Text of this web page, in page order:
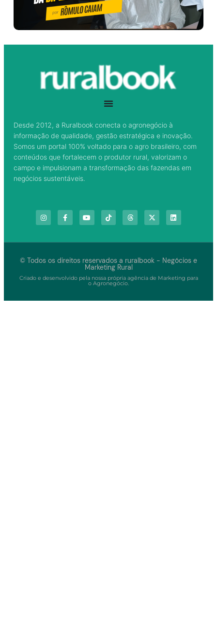
Desde 2012, a Ruralbook conecta o agronegócio à
informação de qualidade, gestão estratégica e inovação.
Somos um portal 100% voltado para o agro brasileiro, com
conteúdos que fortalecem o produtor rural, valorizam o
campo e impulsionam a transformação das fazendas em
negócios sustentáveis.
© Todos os direitos reservados a ruralbook - Negócios e
Marketing Rural
Criado e desenvolvido pela nossa própria agência de Marketing para
o Agronegócio.